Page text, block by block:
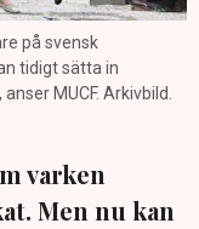
på svensk
tidigt sätta in
MUCF. Arkivbild.
varken
Men nu kan